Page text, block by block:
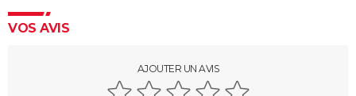
VOS AVIS
AJOUTER UN AVIS